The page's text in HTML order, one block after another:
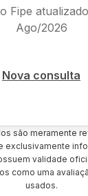
Fipe
Ago/2026
Nova consulta
são meramente
exclusivamente
validade
como uma
usados.